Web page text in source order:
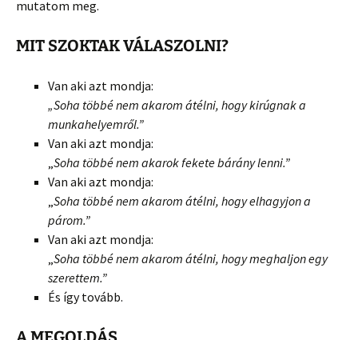
mutatom meg.
MIT SZOKTAK VÁLASZOLNI?
Van aki azt mondja:
„Soha többé nem akarom átélni, hogy kirúgnak a
munkahelyemről.”
Van aki azt mondja:
„Soha többé nem akarok fekete bárány lenni.”
Van aki azt mondja:
„Soha többé nem akarom átélni, hogy elhagyjon a
párom.”
Van aki azt mondja:
„Soha többé nem akarom átélni, hogy meghaljon egy
szerettem.”
És így tovább.